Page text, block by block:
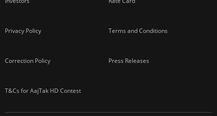
Privacy Policy Terms and Conditions
Correction Policy Press Releases
T&Cs for AajTak HD Contest